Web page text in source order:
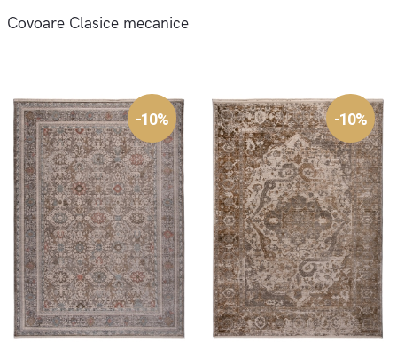
Covoare Clasice mecanice
-10% -10%